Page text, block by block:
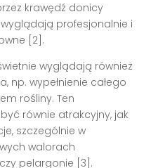
krawędź donicy
profesjonalnie i
[2].
wyglądają również
np. wypełnienie całego
rośliny. Ten
równie atrakcyjny, jak
szczególnie w
walorach
pelargonie [3].